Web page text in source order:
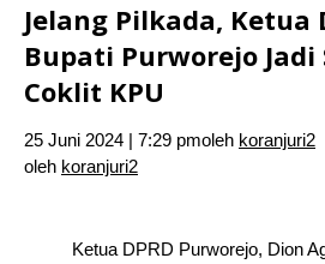
Jelang Pilkada, Ketua
Bupati Purworejo Jadi
Coklit KPU
25 Juni 2024 | 7:29 pmoleh koranjuri2
oleh koranjuri2
Ketua DPRD Purworejo, Dion